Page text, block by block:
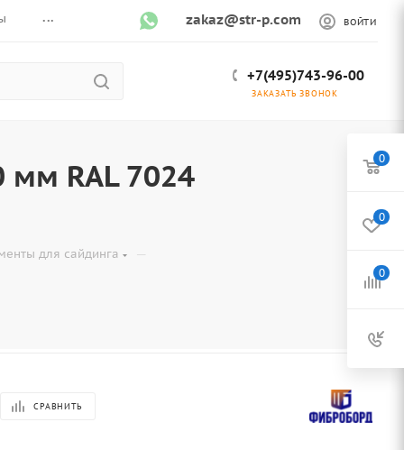
... zakaz@str-p.com ВОЙТИ
+7(495)743-96-00
ЗАКАЗАТЬ ЗВОНОК
мм RAL 7024
для сайдинга —
СРАВНИТЬ
0
0
0